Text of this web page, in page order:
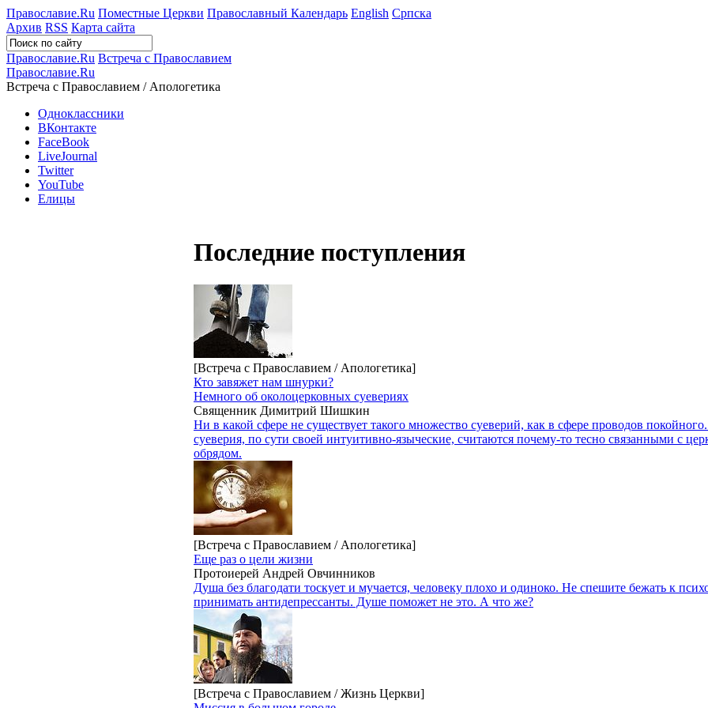
Православие.Ru Поместные Церкви Православный Календарь English Српска
Архив RSS Карта сайта
Православие.Ru Встреча с Православием
Православие.Ru
Встреча с Православием / Апологетика
Одноклассники
ВКонтакте
FaceBook
LiveJournal
Twitter
YouTube
Елицы
Последние поступления
[Встреча с Православием / Апологетика]
Кто завяжет нам шнурки?
Немного об околоцерковных суевериях
Священник Димитрий Шишкин
Ни в какой сфере не существует такого множество суеверий, как в сфере проводов
суеверия, по сути своей интуитивно-языческие, считаются почему-то тесно связанными с
обрядом.
[Встреча с Православием / Апологетика]
Еще раз о цели жизни
Протоиерей Андрей Овчинников
Душа без благодати тоскует и мучается, человеку плохо и одиноко. Не спешите бежать к
принимать антидепрессанты. Душе поможет не это. А что же?
[Встреча с Православием / Жизнь Церкви]